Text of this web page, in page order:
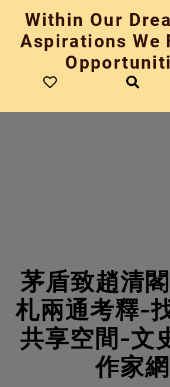
content
Within Our
Aspirations We
茅盾致趙清
札兩通考釋-
共享空間-文
作家網